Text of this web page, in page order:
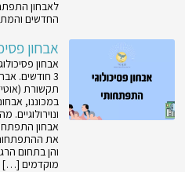
לאבחון
החדשים
אבחון
אבחון
3 חודשים.
במכוננו,
אבחון
את
והן בתחום
מוקדמים […]